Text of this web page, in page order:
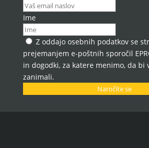
Ime
Z oddajo osebnih podatkov se
prejemanjem e-poštnih sporočil
in dogodki, za katere menimo, da bi
zanimali.
Naročite se